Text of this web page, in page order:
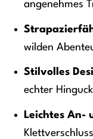
angenehmes
wilden
Stilvolles
echter
Leichtes An-